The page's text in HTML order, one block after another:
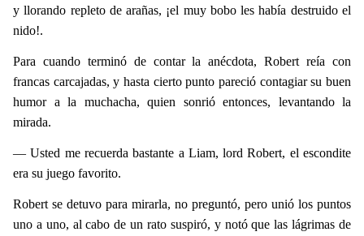
y llorando repleto de arañas, ¡el muy bobo les había destruido el
nido!.
Para cuando terminó de contar la anécdota, Robert reía con
francas carcajadas, y hasta cierto punto pareció contagiar su buen
humor a la muchacha, quien sonrió entonces, levantando la
mirada.
— Usted me recuerda bastante a Liam, lord Robert, el escondite
era su juego favorito.
Robert se detuvo para mirarla, no preguntó, pero unió los puntos
uno a uno, al cabo de un rato suspiró, y notó que las lágrimas de